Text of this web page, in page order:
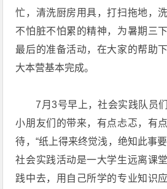
忙，清洗厨房用具，打扫拖地，
不怕脏不怕累的精神，为暑期三
最后的准备活动，在大家的帮助
大本营基本完成。
7月3号早上，社会实践队员们
小朋友们的带来，有点忐忑，有
待，“纸上得来终觉浅，绝知此事
社会实践活动是一大学生远离课
践中去，用自己所学的专业知识